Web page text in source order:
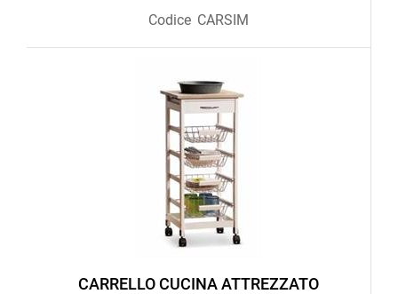
Codice CARSIM
CARRELLO CUCINA ATTREZZATO